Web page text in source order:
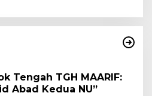
Tengah TGH MAARIF:
Abad Kedua NU”